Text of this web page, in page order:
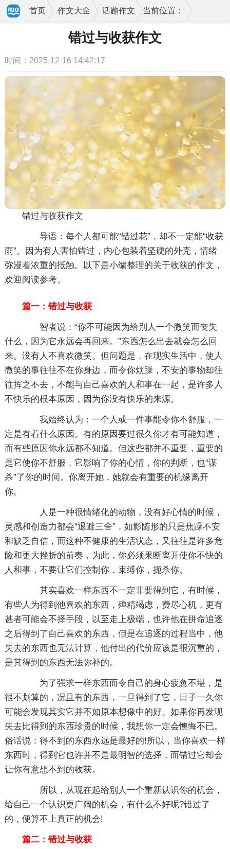
当前位置：
首页 作文大全 话题作文
错过与收获作文
时间：2025-12-16 14:42:17
错过与收获作文
导语：每个人都可能“错过花”，却不一定能“收获
雨”。因为有人害怕错过，内心包装着坚硬的外壳，情绪
弥漫着浓重的抵触。以下是小编整理的关于收获的作文，
欢迎阅读参考。
篇一：错过与收获
智者说：“你不可能因为给别人一个微笑而丧失
什么，因为它永远会再回来。”东西怎么出去就会怎么回
来。没有人不喜欢微笑。但问题是，在现实生活中，使人
微笑的事往往不在你身边，而令你烦躁，不安的事物却往
往挥之不去，不能与自己喜欢的人和事在一起，是许多人
不快乐的根本原因，因为你没有快乐的来源。
我始终认为：一个人或一件事能令你不舒服，一
定是有着什么原因。有的原因要过很久你才有可能知道，
而有些原因你永远都不知道。但这些都并不重要，重要的
是它使你不舒服，它影响了你的心情，你的判断，也“谋
杀”了你的时间。你离开她，她就会有重要的机缘离开
你。
人是一种很情绪化的动物，没有好心情的时候，
灵感和创造力都会“退避三舍”，如影随形的只是焦躁不安
和缺乏自信，而这种不健康的生活状态，又往往是许多危
险和更大挫折的前奏，为此，你必须果断离开使你不快的
人和事，不要让它们控制你，束缚你，扼杀你。
其实喜欢一样东西不一定非要得到它，有时候，
有些人为得到他喜欢的东西，殚精竭虑，费尽心机，更有
甚者可能会不择手段，以至走上极端，也许他在拼命追逐
之后得到了自己喜欢的东西，但是在追逐的过程当中，他
失去的东西也无法计算，他付出的代价应该是很沉重的，
是其得到的东西无法弥补的。
为了强求一样东西而令自己的身心疲惫不堪，是
很不划算的，况且有的东西，一旦得到了它，日子一久你
可能会发现其实它并不如原本想像中的好。如果你再发现
失去比得到的东西珍贵的时候，我想你一定会懊悔不已。
俗话说：得不到的东西永远是最好的!所以，当你喜欢一样
东西时，得到它也许并不是最明智的选择，而错过它却会
让你有意想不到的收获。
所以，从现在起给别人一个重新认识你的机会，
给自己一个认识更广阔的机会，有什么不好呢?错过了
的，便算不上真正的机会!
篇二：错过与收获